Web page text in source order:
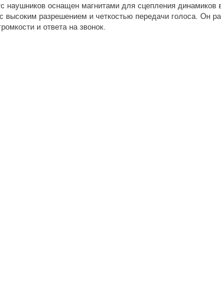
оснащен магнитами для сцепления динамиков
разрешением и четкостью передачи голоса. Он
и ответа на звонок.